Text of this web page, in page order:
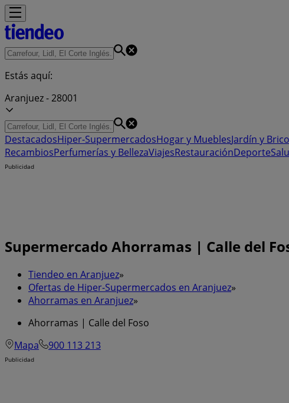
Estás aquí:
Aranjuez - 28001
DestacadosHiper-SupermercadosHogar y MueblesJardín y
RecambiosPerfumerías y BellezaViajesRestauraciónDeporte
Publicidad
Supermercado Ahorramas | Calle del
Tiendeo en Aranjuez»
Ofertas de Hiper-Supermercados en Aranjuez»
Ahorramas en Aranjuez»
Ahorramas | Calle del Foso
Mapa
900 113 213
Publicidad